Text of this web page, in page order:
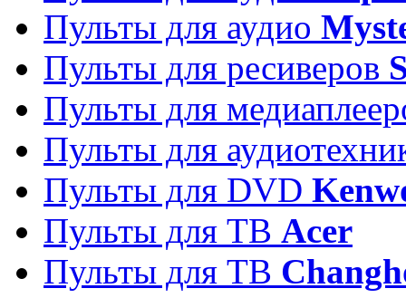
Пульты для аудио
Пульты для ресиверов
Пульты для
Пульты для
Пульты для DVD
Пульты для ТВ Acer
Пульты для ТВ